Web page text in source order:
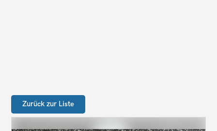
Zurück zur Liste